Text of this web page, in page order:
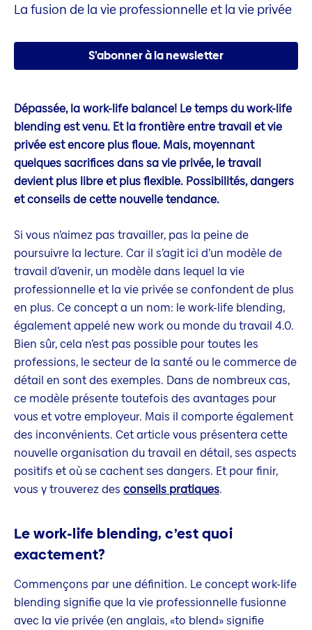
La fusion de la vie professionnelle et la vie privée
S’abonner à la newsletter
Dépassée, la work-life balance! Le temps du work-life
blending est venu. Et la frontière entre travail et vie
privée est encore plus floue. Mais, moyennant
quelques sacrifices dans sa vie privée, le travail
devient plus libre et plus flexible. Possibilités, dangers
et conseils de cette nouvelle tendance.
Si vous n’aimez pas travailler, pas la peine de
poursuivre la lecture. Car il s’agit ici d’un modèle de
travail d’avenir, un modèle dans lequel la vie
professionnelle et la vie privée se confondent de plus
en plus. Ce concept a un nom: le work-life blending,
également appelé new work ou monde du travail 4.0.
Bien sûr, cela n’est pas possible pour toutes les
professions, le secteur de la santé ou le commerce de
détail en sont des exemples. Dans de nombreux cas,
ce modèle présente toutefois des avantages pour
vous et votre employeur. Mais il comporte également
des inconvénients. Cet article vous présentera cette
nouvelle organisation du travail en détail, ses aspects
positifs et où se cachent ses dangers. Et pour finir,
vous y trouverez des conseils pratiques.
Le work-life blending, c’est quoi
exactement?
Commençons par une définition. Le concept work-life
blending signifie que la vie professionnelle fusionne
avec la vie privée (en anglais, «to blend» signifie